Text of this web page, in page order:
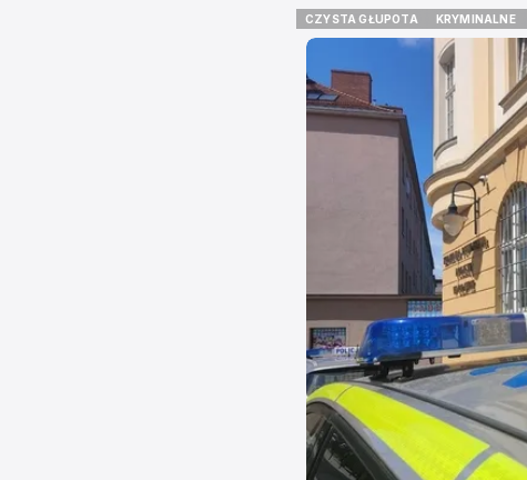
CZYSTA GŁUPOTA KRYMINALNE